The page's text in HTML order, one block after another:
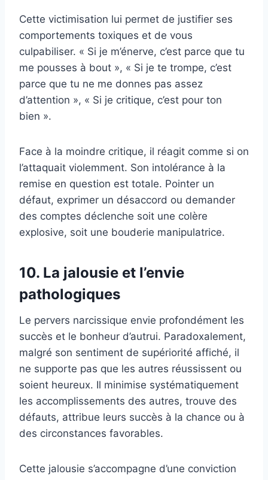
Cette victimisation lui permet de justifier ses
comportements toxiques et de vous
culpabiliser. « Si je m’énerve, c’est parce que tu
me pousses à bout », « Si je te trompe, c’est
parce que tu ne me donnes pas assez
d’attention », « Si je critique, c’est pour ton
bien ».
Face à la moindre critique, il réagit comme si on
l’attaquait violemment. Son intolérance à la
remise en question est totale. Pointer un
défaut, exprimer un désaccord ou demander
des comptes déclenche soit une colère
explosive, soit une bouderie manipulatrice.
10. La jalousie et l’envie
pathologiques
Le pervers narcissique envie profondément les
succès et le bonheur d’autrui. Paradoxalement,
malgré son sentiment de supériorité affiché, il
ne supporte pas que les autres réussissent ou
soient heureux. Il minimise systématiquement
les accomplissements des autres, trouve des
défauts, attribue leurs succès à la chance ou à
des circonstances favorables.
Cette jalousie s’accompagne d’une conviction